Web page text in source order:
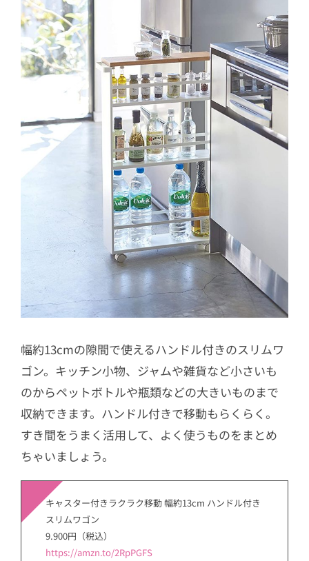
幅約13cmの隙間で使えるハンドル付きのスリムワ
ゴン。キッチン小物、ジャムや雑貨など小さいも
のからペットボトルや瓶類などの大きいものまで
収納できます。ハンドル付きで移動もらくらく。
すき間をうまく活用して、よく使うものをまとめ
ちゃいましょう。
キャスター付きラクラク移動 幅約13cm ハンドル付き
スリムワゴン
9.900円（税込）
https://amzn.to/2RpPGFS